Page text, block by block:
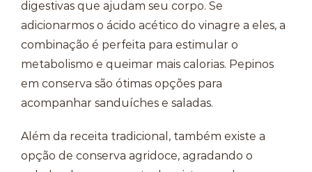
digestivas que ajudam seu corpo. Se
adicionarmos o ácido acético do vinagre a eles, a
combinação é perfeita para estimular o
metabolismo e queimar mais calorias. Pepinos
em conserva são ótimas opções para
acompanhar sanduíches e saladas.
Além da receita tradicional, também existe a
opção de conserva agridoce, agradando o